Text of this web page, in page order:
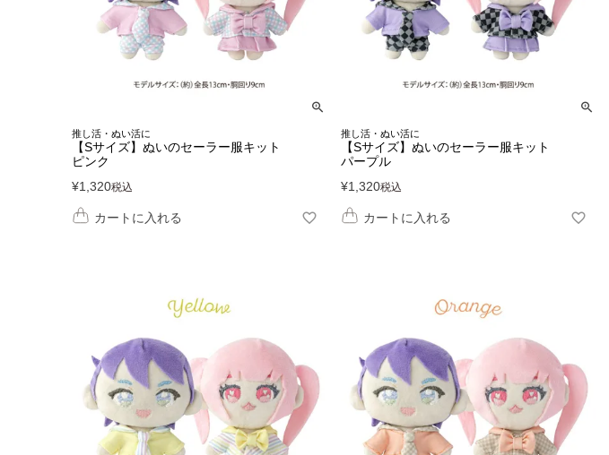
推し活・ぬい活に
【Sサイズ】ぬいのセーラー服キット
ピンク
¥1,320税込
カートに入れる
推し活・ぬい活に
【Sサイズ】ぬいのセーラー服キット
パープル
¥1,320税込
カートに入れる